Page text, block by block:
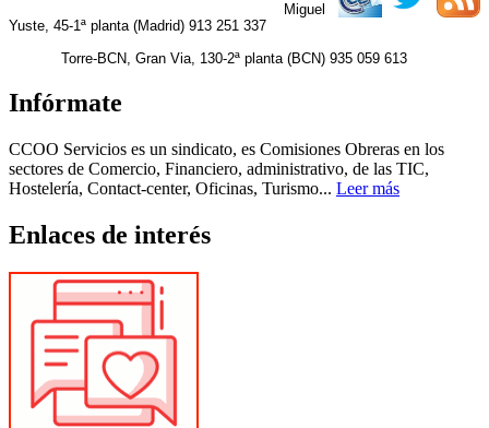
Miguel
Yuste, 45-1ª planta (Madrid) 913 251 337
Torre-BCN, Gran Via, 130-2ª planta (BCN) 935 059 613
Infórmate
CCOO Servicios es un sindicato, es Comisiones Obreras en los
sectores de Comercio, Financiero, administrativo, de las TIC,
Hostelería, Contact-center, Oficinas, Turismo... Leer más
Enlaces de interés